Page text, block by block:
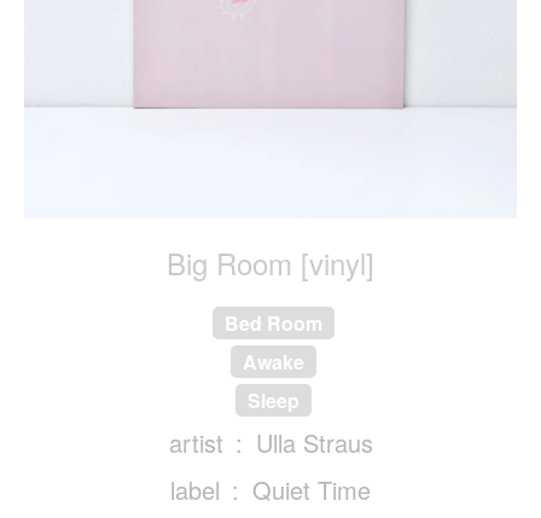
Big Room [vinyl]
Bed Room
Awake
Sleep
artist
Ulla Straus
label
Quiet Time